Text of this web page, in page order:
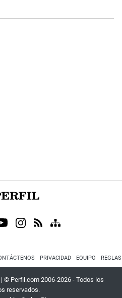
PRIVACIDAD EQUIPO
| © Perfil.com 2006-2026 - Todos los
reservados.